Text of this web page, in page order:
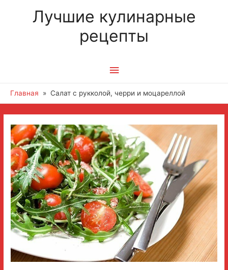
Лучшие кулинарные
рецепты
Главное
меню
Главная Салат с рукколой, черри и моцареллой